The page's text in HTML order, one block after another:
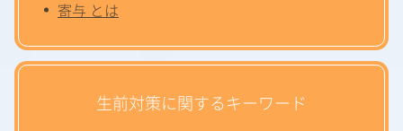
寄与 とは
生前対策に関するキーワード